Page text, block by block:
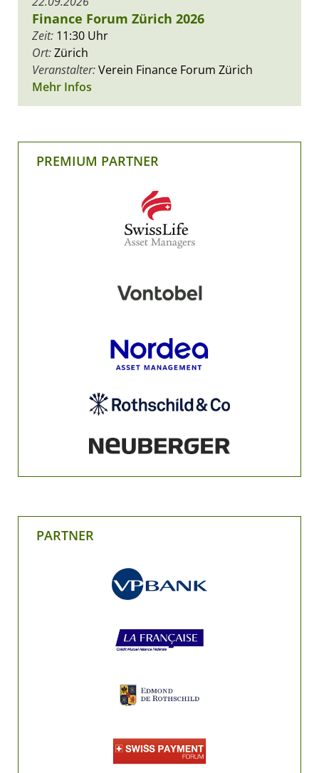
Finance Forum Zürich 2026
Zeit: 11:30 Uhr
Ort:Zürich
Veranstalter:Verein Finance Forum Zürich
Mehr Infos
PREMIUM PARTNER
PARTNER